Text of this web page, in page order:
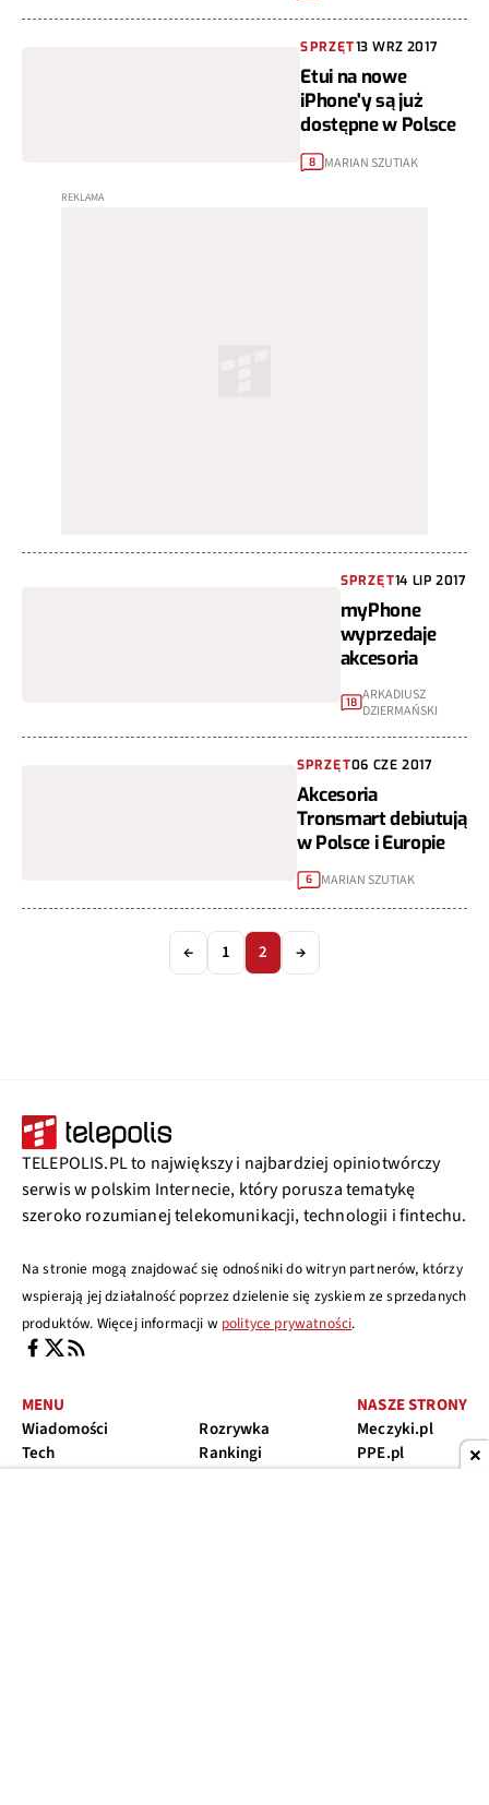
SPRZĘT13 WRZ 2017
Etui na nowe
iPhone'y są już
dostępne w Polsce
8 MARIAN SZUTIAK
SPRZĘT14 LIP 2017
myPhone
wyprzedaje
akcesoria
18 ARKADIUSZ
DZIERMAŃSKI
SPRZĘT06 CZE 2017
Akcesoria
Tronsmart debiutują
w Polsce i Europie
6 MARIAN SZUTIAK
← 1 2 →
TELEPOLIS.PL to największy i najbardziej opiniotwórczy
serwis w polskim Internecie, który porusza tematykę
szeroko rozumianej telekomunikacji, technologii i fintechu.
Na stronie mogą znajdować się odnośniki do witryn partnerów, którzy
wspierają jej działalność poprzez dzielenie się zyskiem ze sprzedanych
produktów. Więcej informacji w polityce prywatności.
MENU
Wiadomości
Tech
Publicystyka
Rozrywka
Rankingi
Telefony
NASZE STRONY
Meczyki.pl
PPE.pl
Bet.pl